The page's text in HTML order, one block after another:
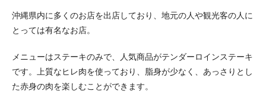
沖縄県内に多くのお店を出店しており、地元の人や観光客の人に
とっては有名なお店。
メニューはステーキのみで、人気商品がテンダーロインステーキ
です。上質なヒレ肉を使っており、脂身が少なく、あっさりとし
た赤身の肉を楽しむことができます。